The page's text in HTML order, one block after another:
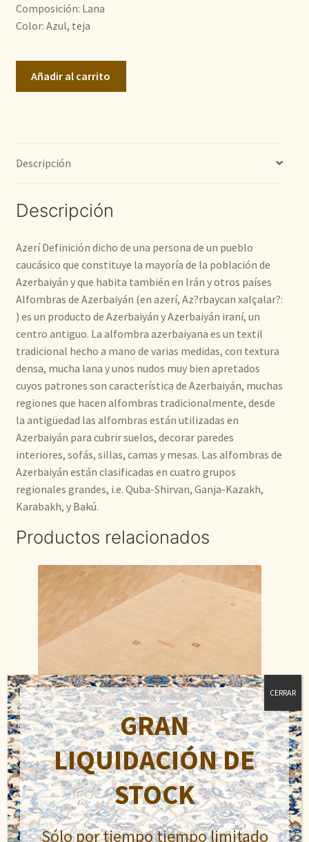
Composición: Lana
Color: Azul, teja
Añadir al carrito
Descripción
Descripción
Azerí Definición dicho de una persona de un pueblo
caucásico que constituye la mayoría de la población de
Azerbaiyán y que habita también en Irán y otros países
Alfombras de Azerbaiyán (en azerí, Az?rbaycan xalçalar?:
) es un producto de Azerbaiyán y Azerbaiyán iraní, un
centro antiguo. La alfombra azerbaiyana es un textil
tradicional hecho a mano de varias medidas, con textura
densa, mucha lana y unos nudos muy bien apretados
cuyos patrones son característica de Azerbaiyán, muchas
regiones que hacen alfombras tradicionalmente, desde
la antigüedad las alfombras están utilizadas en
Azerbaiyán para cubrir suelos, decorar paredes
interiores, sofás, sillas, camas y mesas. Las alfombras de
Azerbaiyán están clasificadas en cuatro grupos
regionales grandes, i.e. Quba-Shirvan, Ganja-Kazakh,
Karabakh, y Bakú.
Productos relacionados
Gabeh
El El
GRAN
LIQUIDACIÓN DE
STOCK
Sólo por tiempo tiempo limitado
CERRAR